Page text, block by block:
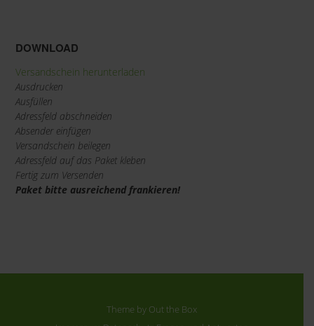
DOWNLOAD
Versandschein herunterladen
Ausdrucken
Ausfüllen
Adressfeld abschneiden
Absender einfügen
Versandschein beilegen
Adressfeld auf das Paket kleben
Fertig zum Versenden
Paket bitte ausreichend frankieren!
Theme by Out the Box